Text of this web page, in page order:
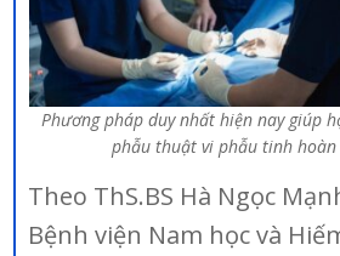
Phương pháp duy nhất hiện nay giúp
phẫu thuật vi phẫu tinh hoàn
Theo ThS.BS Hà Ngọc
Bệnh viện Nam học và